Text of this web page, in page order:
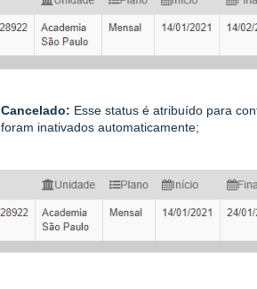
Cancelado: Esse status é atribuído para
foram inativados automaticamente;